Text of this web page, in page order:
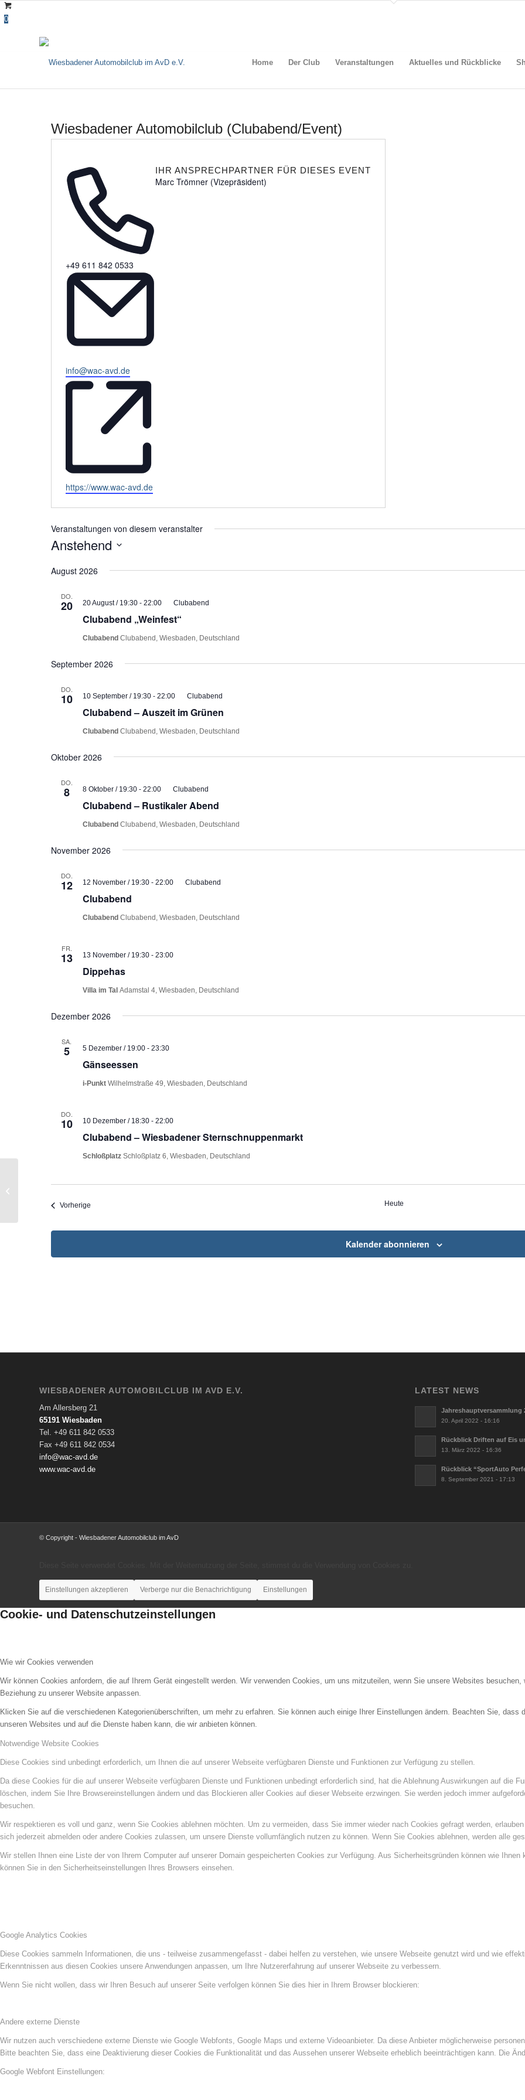
0
Home Der Club Veranstaltungen Aktuelles und Rückblicke
Wiesbadener Automobilclub (Clubabend/Event)
Telefon
+49 611 842 0533
Email
info@wac-avd.de
Webseite
https://www.wac-avd.de
IHR ANSPRECHPARTNER FÜR DIESES EVENT
Marc Trömner (Vizepräsident)
Veranstaltungen von diesem veranstalter
Anstehend
wählen.
August 2026
DO.
20
Clubabend „Weinfest“
20 August / 19:30- 22:00 Clubabend
Clubabend Clubabend, Wiesbaden, Deutschland
September 2026
DO.
10
Clubabend – Auszeit im Grünen
10 September / 19:30- 22:00 Clubabend
Clubabend Clubabend, Wiesbaden, Deutschland
Oktober 2026
DO.
8
Clubabend – Rustikaler Abend
8 Oktober / 19:30- 22:00 Clubabend
Clubabend Clubabend, Wiesbaden, Deutschland
November 2026
DO.
12
Clubabend
12 November / 19:30- 22:00 Clubabend
Clubabend Clubabend, Wiesbaden, Deutschland
FR.
13
Dippehas
13 November / 19:30- 23:00
Villa im Tal Adamstal 4, Wiesbaden, Deutschland
Dezember 2026
SA.
5
Gänseessen
5 Dezember / 19:00- 23:30
i-Punkt Wilhelmstraße 49, Wiesbaden, Deutschland
DO.
10
Clubabend – Wiesbadener Sternschnuppenmarkt
10 Dezember / 18:30- 22:00
Schloßplatz Schloßplatz 6, Wiesbaden, Deutschland
VorherigeVeranstaltungen Heute
Kalender abonnieren
WIESBADENER AUTOMOBILCLUB IM AVD E.V.
Am Allersberg 21
65191 Wiesbaden
Tel. +49 611 842 0533
Fax +49 611 842 0534
info@wac-avd.de
www.wac-avd.de
LATEST NEWS
Jahreshauptversammlung
20. April 2022 - 16:16
Rückblick Driften auf Eis
13. März 2022 - 16:36
Rückblick “SportAuto
8. September 2021 - 17:13
© Copyright - Wiesbadener Automobilclub im AvD
Einstellungen akzeptieren Verberge nur die Benachrichtigung Einstellungen
Cookie- und Datenschutzeinstellungen
Wie wir Cookies verwenden
Wir können Cookies anfordern, die auf Ihrem Gerät eingestellt werden. Wir verwenden Cookies, um uns mitzuteilen, wenn Sie unsere Websites
Beziehung zu unserer Website anpassen.
Klicken Sie auf die verschiedenen Kategorienüberschriften, um mehr zu erfahren. Sie können auch einige Ihrer Einstellungen ändern. Beachten Sie,
unseren Websites und auf die Dienste haben kann, die wir anbieten können.
Notwendige Website Cookies
Diese Cookies sind unbedingt erforderlich, um Ihnen die auf unserer Webseite verfügbaren Dienste und Funktionen zur Verfügung zu stellen.
Da diese Cookies für die auf unserer Webseite verfügbaren Dienste und Funktionen unbedingt erforderlich sind, hat die Ablehnung Auswirkungen auf die
löschen, indem Sie Ihre Browsereinstellungen ändern und das Blockieren aller Cookies auf dieser Webseite erzwingen. Sie werden jedoch immer
besuchen.
Wir respektieren es voll und ganz, wenn Sie Cookies ablehnen möchten. Um zu vermeiden, dass Sie immer wieder nach Cookies gefragt werden,
sich jederzeit abmelden oder andere Cookies zulassen, um unsere Dienste vollumfänglich nutzen zu können. Wenn Sie Cookies ablehnen, werden alle
Wir stellen Ihnen eine Liste der von Ihrem Computer auf unserer Domain gespeicherten Cookies zur Verfügung. Aus Sicherheitsgründen können wie
können Sie in den Sicherheitseinstellungen Ihres Browsers einsehen.
Google Analytics Cookies
Diese Cookies sammeln Informationen, die uns - teilweise zusammengefasst - dabei helfen zu verstehen, wie unsere Webseite genutzt wird und wie
Erkenntnissen aus diesen Cookies unsere Anwendungen anpassen, um Ihre Nutzererfahrung auf unserer Webseite zu verbessern.
Wenn Sie nicht wollen, dass wir Ihren Besuch auf unserer Seite verfolgen können Sie dies hier in Ihrem Browser blockieren:
Andere externe Dienste
Wir nutzen auch verschiedene externe Dienste wie Google Webfonts, Google Maps und externe Videoanbieter. Da diese Anbieter möglicherweise
Bitte beachten Sie, dass eine Deaktivierung dieser Cookies die Funktionalität und das Aussehen unserer Webseite erheblich beeinträchtigen kann. Die
Google Webfont Einstellungen: